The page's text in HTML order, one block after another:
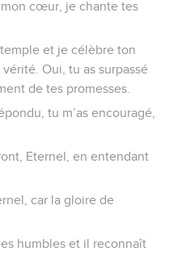
cœur, je chante tes
et je célèbre ton
Oui, tu as surpassé
de tes promesses.
tu m’as encouragé,
Eternel, en entendant
car la gloire de
humbles et il reconnaît